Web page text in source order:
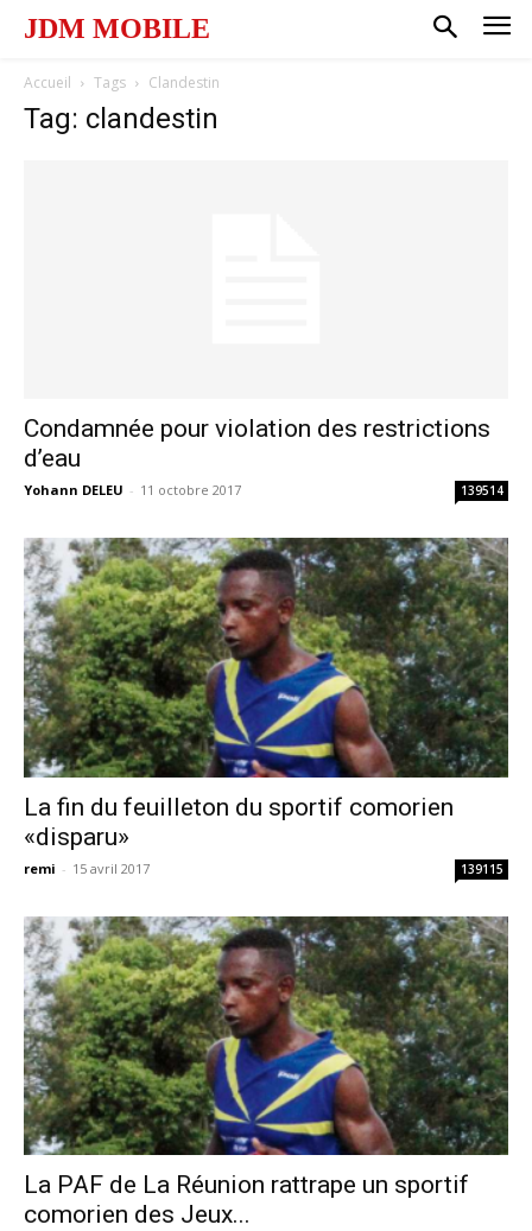
JDM MOBILE
Accueil Tags Clandestin
Tag: clandestin
Condamnée pour violation des restrictions
d’eau
Yohann DELEU - 11 octobre 2017 139514
La fin du feuilleton du sportif comorien
«disparu»
remi - 15 avril 2017 139115
La PAF de La Réunion rattrape un sportif
comorien des Jeux...